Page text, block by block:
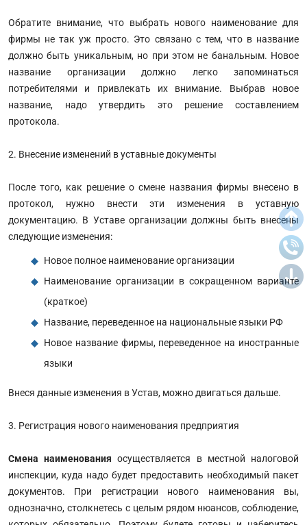
Обратите внимание, что выбрать нового наименование для
фирмы не так уж просто. Это связано с тем, что в название
должно быть уникальным, но при этом не банальным. Новое
название организации должно легко запоминаться
потребителями и привлекать их внимание. Выбрав новое
название, надо утвердить это решение составлением
протокола.
2. Внесение изменений в уставные документы
После того, как решение о смене названия фирмы внесено в
протокол, нужно внести эти изменения в уставную
документацию. В Уставе организации должны быть внесены
следующие изменения:
Новое полное наименование организации
Наименование организации в сокращенном варианте
(краткое)
Название, переведенное на национальные языки РФ
Новое название фирмы, переведенное на иностранные
языки
Внеся данные изменения в Устав, можно двигаться дальше.
3. Регистрация нового наименования предприятия
Смена наименованияосуществляется в местной налоговой
инспекции, куда надо будет предоставить необходимый пакет
документов. При регистрации нового наименования вы,
однозначно, столкнетесь с целым рядом нюансов, соблюдение,